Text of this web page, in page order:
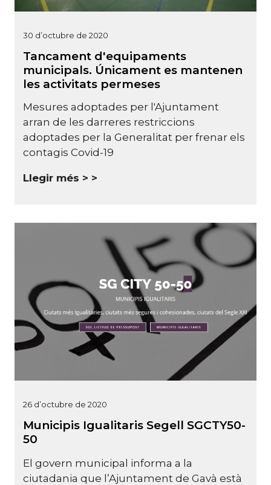
30 d’octubre de 2020
Tancament d'equipaments
municipals. Únicament es mantenen
les activitats permeses
Mesures adoptades per l'Ajuntament
arran de les darreres restriccions
adoptades per la Generalitat per frenar els
contagis Covid-19
Llegir més >
26 d’octubre de 2020
Municipis Igualitaris Segell SGCTY50-
50
El govern municipal informa a la
ciutadania que l’Ajuntament de Gavà està